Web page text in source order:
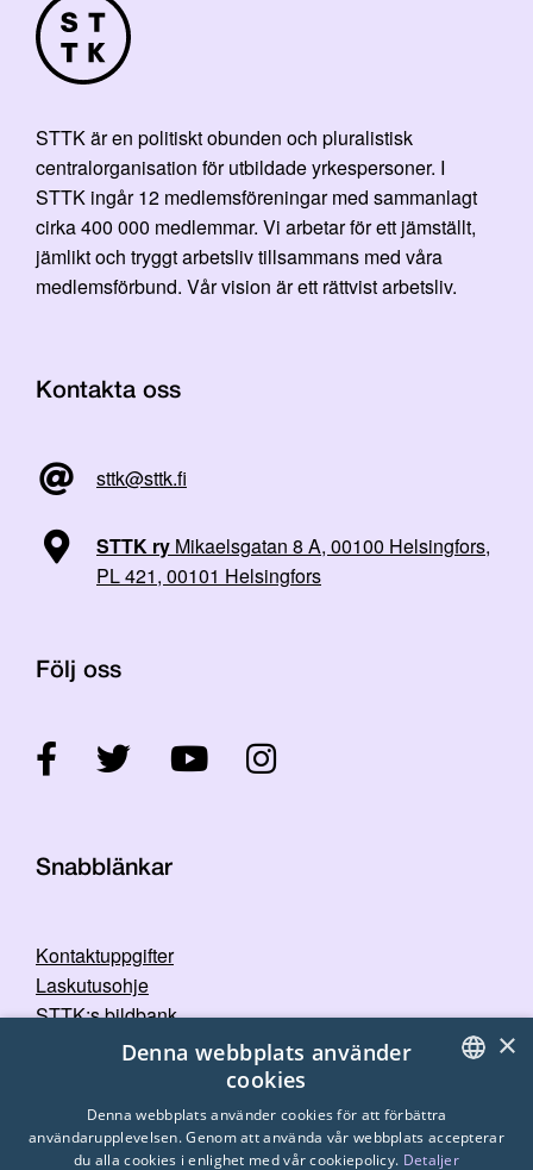
STTK är en politiskt obunden och pluralistisk
centralorganisation för utbildade yrkespersoner. I
STTK ingår 12 medlemsföreningar med sammanlagt
cirka 400 000 medlemmar. Vi arbetar för ett jämställt,
jämlikt och tryggt arbetsliv tillsammans med våra
medlemsförbund. Vår vision är ett rättvist arbetsliv.
Kontakta oss
sttk@sttk.fi
STTK ry Mikaelsgatan 8 A, 00100 Helsingfors,
PL 421, 00101 Helsingfors
Följ oss
Snabblänkar
Kontaktuppgifter
Laskutusohje
STTK:s bildbank
Dataskyddspolicy
FINNISH
ENGLISH
×
Denna webbplats använder
cookies
Denna webbplats använder cookies för att förbättra
användarupplevelsen. Genom att använda vår webbplats accepterar
du alla cookies i enlighet med vår cookiepolicy. Detaljer